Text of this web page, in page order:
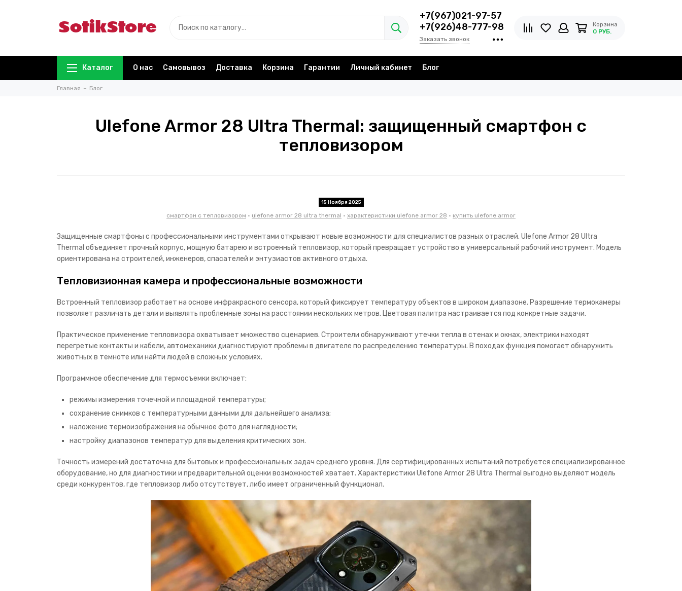
+7(967)021-97-57
+7(926)48-777-98
Заказать звонок
Корзина
0 РУБ.
Каталог О нас Самовывоз Доставка Корзина Гарантии Личный кабинет Блог
Главная Блог
Ulefone Armor 28 Ultra Thermal: защищенный смартфон с
тепловизором
15 Ноября 2025
смартфон с тепловизором • ulefone armor 28 ultra thermal • характеристики ulefone armor 28 • купить ulefone armor
Защищенные смартфоны с профессиональными инструментами открывают новые возможности для специалистов разных отраслей. Ulefone Armor 28 Ultra
Thermal объединяет прочный корпус, мощную батарею и встроенный тепловизор, который превращает устройство в универсальный рабочий инструмент. Модель
ориентирована на строителей, инженеров, спасателей и энтузиастов активного отдыха.
Тепловизионная камера и профессиональные возможности
Встроенный тепловизор работает на основе инфракрасного сенсора, который фиксирует температуру объектов в широком диапазоне. Разрешение термокамеры
позволяет различать детали и выявлять проблемные зоны на расстоянии нескольких метров. Цветовая палитра настраивается под конкретные задачи.
Практическое применение тепловизора охватывает множество сценариев. Строители обнаруживают утечки тепла в стенах и окнах, электрики находят
перегретые контакты и кабели, автомеханики диагностируют проблемы в двигателе по распределению температуры. В походах функция помогает обнаружить
животных в темноте или найти людей в сложных условиях.
Программное обеспечение для термосъемки включает:
режимы измерения точечной и площадной температуры;
сохранение снимков с температурными данными для дальнейшего анализа;
наложение термоизображения на обычное фото для наглядности;
настройку диапазонов температур для выделения критических зон.
Точность измерений достаточна для бытовых и профессиональных задач среднего уровня. Для сертифицированных испытаний потребуется специализированное
оборудование, но для диагностики и предварительной оценки возможностей хватает. Характеристики Ulefone Armor 28 Ultra Thermal выгодно выделяют модель
среди конкурентов, где тепловизор либо отсутствует, либо имеет ограниченный функционал.